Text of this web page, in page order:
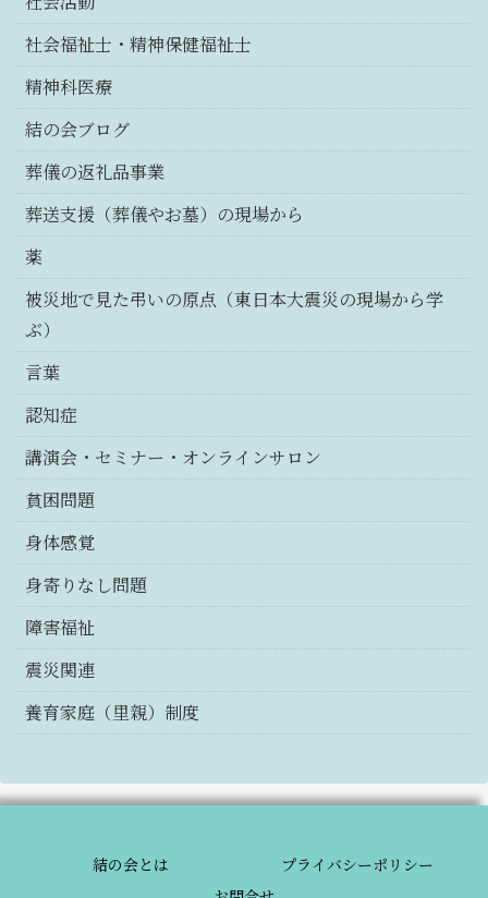
社会福祉士・精神保健福祉士
精神科医療
結の会ブログ
葬儀の返礼品事業
葬送支援（葬儀やお墓）の現場から
薬
被災地で見た弔いの原点（東日本大震災の現場から学
ぶ）
言葉
認知症
講演会・セミナー・オンラインサロン
貧困問題
身体感覚
身寄りなし問題
障害福祉
震災関連
養育家庭（里親）制度
結の会とは
プライバシーポリシー